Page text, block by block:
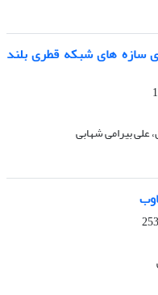
سازه های شبکه قطری بلند
علی بیرامی شهابی